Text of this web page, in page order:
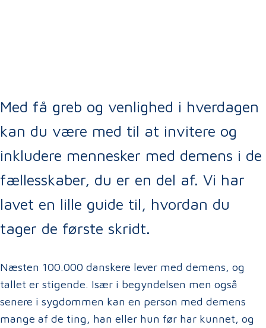
Med få greb og venlighed i hverdagen
kan du være med til at invitere og
inkludere mennesker med demens i de
fællesskaber, du er en del af. Vi har
lavet en lille guide til, hvordan du
tager de første skridt.
Næsten 100.000 danskere lever med demens, og
tallet er stigende. Især i begyndelsen men også
senere i sygdommen kan en person med demens
mange af de ting, han eller hun før har kunnet, og